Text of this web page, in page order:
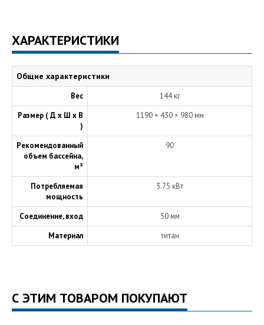
ХАРАКТЕРИСТИКИ
Общие характеристики
Вес
144 кг
Размер ( Д х Ш х В
)
1190 × 430 × 980 мм
Рекомендованный
объем бассейна,
м³
90
Потребляемая
мощность
3.75 кВт
Соединение, вход
50 мм
Материал
титан
С ЭТИМ ТОВАРОМ ПОКУПАЮТ